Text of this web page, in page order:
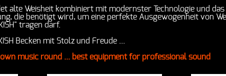
alte Weisheit kombiniert mit modernster Technologie und
die benötigt wird, um eine perfekte Ausgewogenheit von
tragen darf.
Becken mit Stolz und Freude ...
music round ... best equipment for professional sound